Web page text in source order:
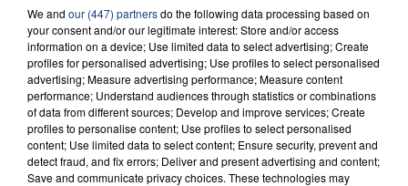
FIL D'ACTU
We and our (447) partnersdo the following data processing based on
your consent and/or our legitimate interest: Store and/or access
information on a device; Use limited data to select advertising; Create
profiles for personalised advertising; Use profiles to select personalised
advertising; Measure advertising performance; Measure content
performance; Understand audiences through statistics or combinations
of data from different sources; Develop and improve services; Create
profiles to personalise content; Use profiles to select personalised
content; Use limited data to select content; Ensure security, prevent and
detect fraud, and fix errors; Deliver and present advertising and content;
Save and communicate privacy choices. These technologies may